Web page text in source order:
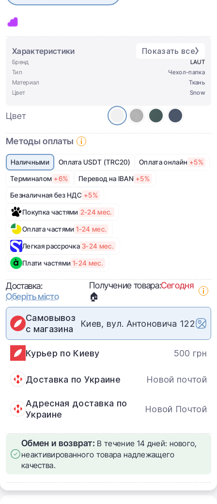
Характеристики Показать все
Бренд
LAUT
Тип
Чехол-папка
Материал
Ткань
Цвет
Snow
Цвет
Методы оплаты
Наличными Оплата USDT (TRC20) Оплата онлайн +5%
Терминалом +6% Перевод на IBAN +5%
Безналичная без НДС +5%
Покупка частями 2-24 мес.
Оплата частями 1-24 мес.
Легкая рассрочка 3-24 мес.
Плати частями 1-24 мес.
Доставка:
Оберіть місто
Получение товара:Сегодня
🏠
Самовывоз
с магазина
Киев, вул. Антоновича 122
Курьер по Киеву 500 грн
Доставка по Украине Новой почтой
Адресная доставка по
Украине
Новой Почтой
Обмен и возврат: В течение 14 дней: нового,
неактивированного товара надлежащего
качества.